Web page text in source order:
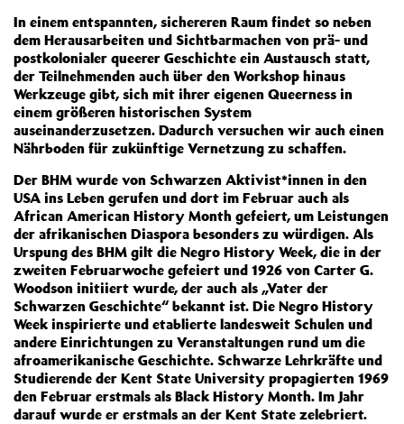
In einem entspannten, sichereren Raum findet so neben
dem Herausarbeiten und Sichtbarmachen von prä- und
postkolonialer queerer Geschichte ein Austausch statt,
der Teilnehmenden auch über den Workshop hinaus
Werkzeuge gibt, sich mit ihrer eigenen Queerness in
einem größeren historischen System
auseinanderzusetzen. Dadurch versuchen wir auch einen
Nährboden für zukünftige Vernetzung zu schaffen.
Der BHM wurde von Schwarzen Aktivist*innen in den
USA ins Leben gerufen und dort im Februar auch als
African American History Month gefeiert, um Leistungen
der afrikanischen Diaspora besonders zu würdigen. Als
Urspung des BHM gilt die Negro History Week, die in der
zweiten Februarwoche gefeiert und 1926 von Carter G.
Woodson initiiert wurde, der auch als „Vater der
Schwarzen Geschichte“ bekannt ist. Die Negro History
Week inspirierte und etablierte landesweit Schulen und
andere Einrichtungen zu Veranstaltungen rund um die
afroamerikanische Geschichte. Schwarze Lehrkräfte und
Studierende der Kent State University propagierten 1969
den Februar erstmals als Black History Month. Im Jahr
darauf wurde er erstmals an der Kent State zelebriert.